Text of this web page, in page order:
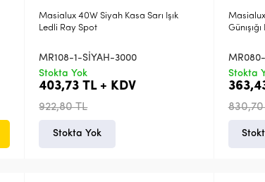
Masialux 40W Siyah Kasa Sarı Işık
Ledli Ray Spot
MR108-1-SİYAH-3000
Stokta Yok
403,73 TL + KDV
922,80 TL
Stokta Yok
Stokta
830,70